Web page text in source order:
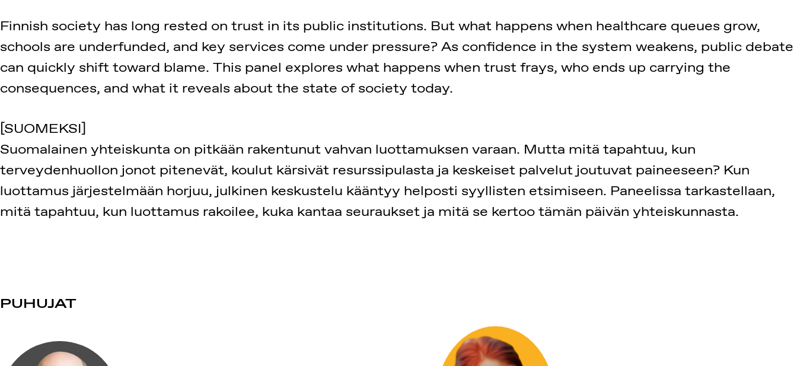
Finnish society has long rested on trust in its public institutions. But what happens when healthcare queues grow,
schools are underfunded, and key services come under pressure? As confidence in the system weakens, public debate
can quickly shift toward blame. This panel explores what happens when trust frays, who ends up carrying the
consequences, and what it reveals about the state of society today.
[SUOMEKSI]
Suomalainen yhteiskunta on pitkään rakentunut vahvan luottamuksen varaan. Mutta mitä tapahtuu, kun
terveydenhuollon jonot pitenevät, koulut kärsivät resurssipulasta ja keskeiset palvelut joutuvat paineeseen? Kun
luottamus järjestelmään horjuu, julkinen keskustelu kääntyy helposti syyllisten etsimiseen. Paneelissa tarkastellaan,
mitä tapahtuu, kun luottamus rakoilee, kuka kantaa seuraukset ja mitä se kertoo tämän päivän yhteiskunnasta.
PUHUJAT